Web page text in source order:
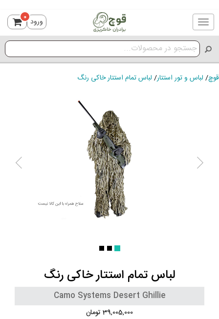
Toggle
navigation
ورود 0
قوچ/ لباس و تور استتار/ لباس تمام استتار خاکی رنگ
لباس تمام استتار خاکی رنگ
Camo Systems Desert Ghillie
39,005,000 تومان